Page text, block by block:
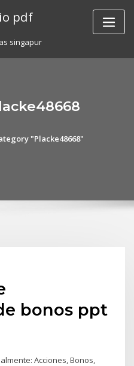
pdf
singapur
"Placke48668"
bonos ppt
Acciones, Bonos,